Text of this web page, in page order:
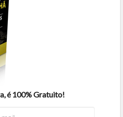
é 100% Gratuito!